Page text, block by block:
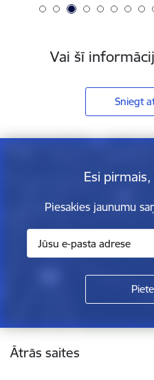
Vai šī
Sniegt
Esi
Piesakies jaunumu
Kājene
Ātrās saites